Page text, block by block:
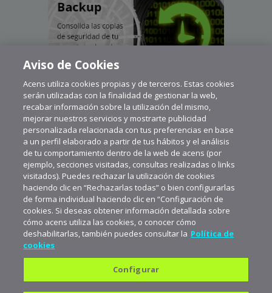
Política de privacidad
Aviso de Cookies
Acens utiliza cookies propias y de terceros. Estas cookies
serán utilizadas con la finalidad de gestionar la web,
recabar información sobre la utilización del mismo,
mejorar nuestros servicios y mostrarte publicidad
personalizada relacionada con tus preferencias en base
a un perfil elaborado a partir de tus hábitos y el análisis
de tu comportamiento dentro de la web de acens (por
ejemplo, secciones visitadas, consultas realizadas o links
visitados). Puedes rechazar la utilización de cookies
haciendo clic en “Rechazarlas todas” o bien configurarlas
de forma individual haciendo clic en “Configuración de
cookies. Si deseas obtener información detallada sobre
cómo acens utiliza las cookies, o conocer cómo
deshabilitarlas, también puedes consultar la Política de
cookies
Configurar